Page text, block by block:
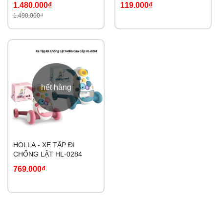
1.480.000₫
1.490.000₫
119.000₫
hết hàng
HOLLA - XE TẬP ĐI
CHỐNG LẬT HL-0284
769.000₫